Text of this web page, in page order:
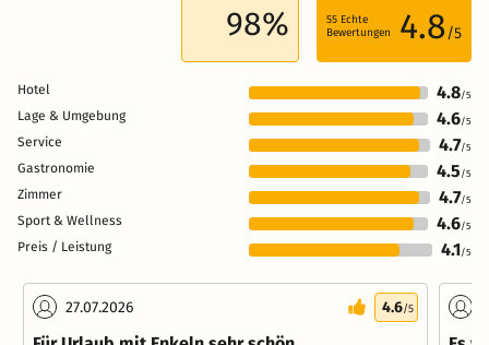
98% 55 Echte
Bewertungen
4.8/5
Hotel 4.8/5
Lage & Umgebung 4.6/5
Service 4.7/5
Gastronomie 4.5 /5
Zimmer 4.7/5
Sport & Wellness 4.6/5
Preis / Leistung 4.1/5
27.07.2026 4.6/5